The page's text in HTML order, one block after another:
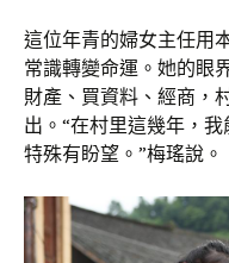
這位年青的婦女主任用
常識轉變命運。她的眼
財產、買資料、經商，
出。“在村里這幾年，
特殊有盼望。”梅瑤說。